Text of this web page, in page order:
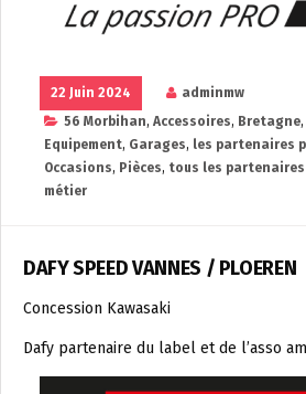
22 Juin 2024
adminmw
56 Morbihan, Accessoires, Bretagne,
Equipement, Garages, les partenaires
Occasions, Pièces, tous les
métier
DAFY SPEED VANNES / PLOEREN
Concession Kawasaki
Dafy partenaire du label et de l’asso